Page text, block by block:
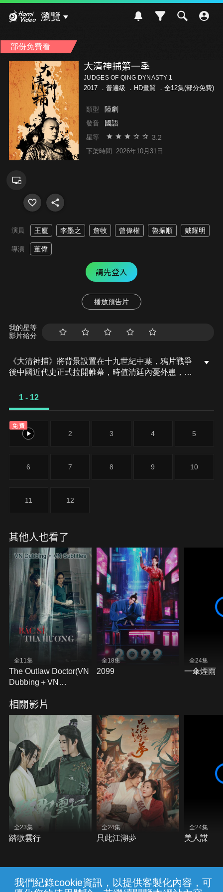
我們紀錄cookie資訊，以提供客製化內容，可
瀏覽
部份免費看
大清神捕第一季
JUDGES OF QING DYNASTY 1
2017 ． 普遍級 ．HD畫質 ．全12集(部分免費)
類型 陸劇
發音 國語
星等 3.2
下架時間 2026年10月31日
演員 王廈 李墨之 詹牧 曾偉權 魯振順 戴耀明
導演 董偉
請先登入
播放預告片
我的星等
影片給分
《大清神捕》將背景設置在十九世紀中葉，鴉片戰爭
後中國近代史正式拉開帷幕，時值清廷內憂外患，而
各方勢力的蠢蠢欲動。陽城縣熱血捕快白雪晴的查案
人尋寶之路正式展開。
1 - 12
免費
1 2 3 4 5
6 7 8 9 10
11 12
其他人也看了
全11集
The Outlaw Doctor(VN
Dubbing＋VN
全18集
2099
全24集
一傘煙雨
相關影片
全23集
踏歌雲行
全24集
只此江湖夢
全24集
美人謀
{{notifyMsg}}